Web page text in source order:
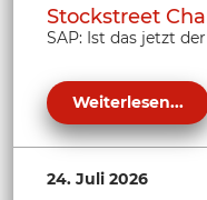
Stockstreet
SAP: Ist das jetzt
Weiterlesen...
24. Juli 2026